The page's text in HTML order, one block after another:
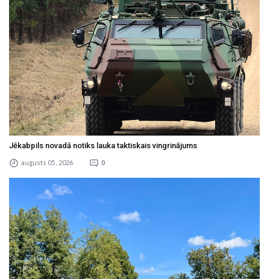
Jēkabpils novadā notiks lauka taktiskais vingrinājums
augusts 05 , 2026 0